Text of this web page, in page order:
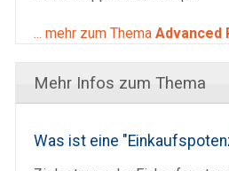
... mehr zum Thema Advanced
Mehr Infos zum Thema
Was ist eine